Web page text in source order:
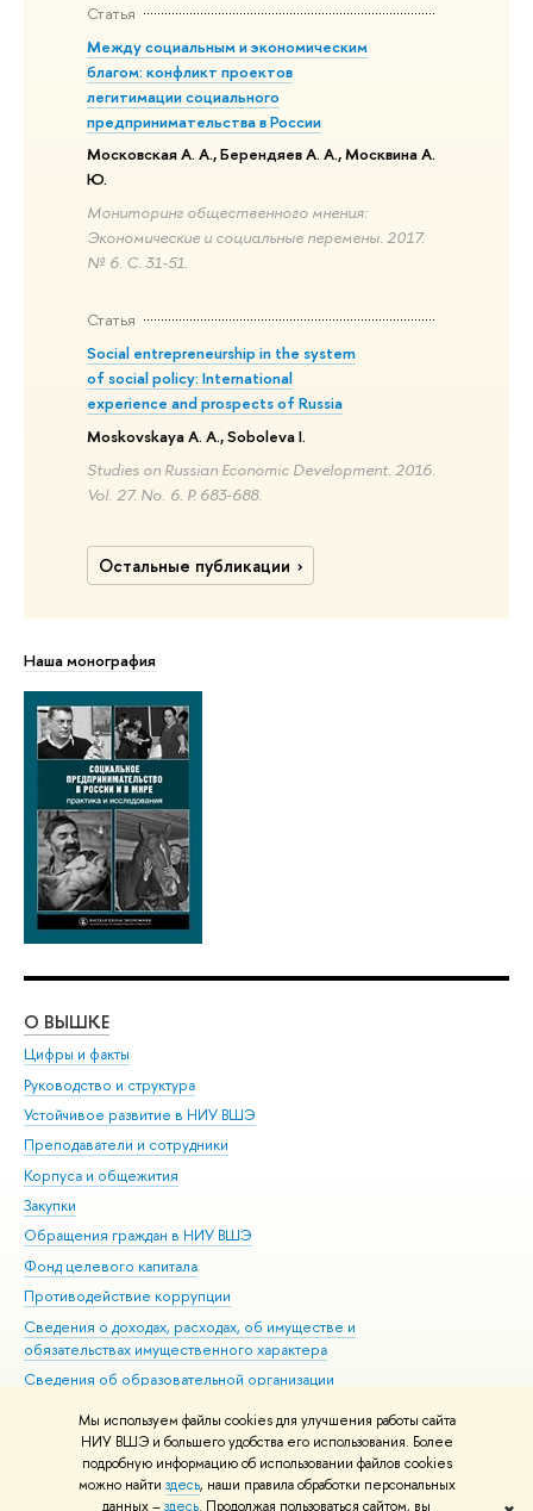
Мы используем файлы cookies для улучшения работы сайта
НИУ ВШЭ и большего удобства его использования. Более
подробную информацию об использовании файлов cookies
можно найти здесь, наши правила обработки персональных
данных –здесь. Продолжая пользоваться сайтом, вы
Статья
Между социальным и экономическим
благом: конфликт проектов
легитимации социального
предпринимательства в России
Московская А. А., Берендяев А. А., Москвина А.
Ю.
Мониторинг общественного мнения:
Экономические и социальные перемены. 2017.
№ 6. С. 31-51.
Статья
Social entrepreneurship in the system
of social policy: International
experience and prospects of Russia
Moskovskaya A. A., Soboleva I.
Studies on Russian Economic Development. 2016.
Vol. 27. No. 6. P. 683-688.
Остальные публикации
Наша монография
О ВЫШКЕ
Цифры и факты
Руководство и структура
Устойчивое развитие в НИУ ВШЭ
Преподаватели и сотрудники
Корпуса и общежития
Закупки
Обращения граждан в НИУ ВШЭ
Фонд целевого капитала
Противодействие коррупции
Сведения о доходах, расходах, об имуществе и
обязательствах имущественного характера
Сведения об образовательной организации
Людям с ограниченными возможностями здоровья
Единая платежная страница
Работа в Вышке